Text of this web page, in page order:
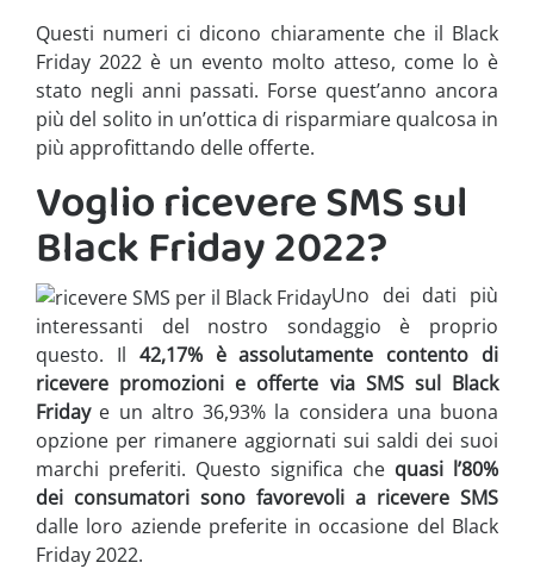
Questi numeri ci dicono chiaramente che il Black
Friday 2022 è un evento molto atteso, come lo è
stato negli anni passati. Forse quest’anno ancora
più del solito in un’ottica di risparmiare qualcosa in
più approfittando delle offerte.
Voglio ricevere SMS sul
Black Friday 2022?
Uno dei dati più
interessanti del nostro sondaggio è proprio
questo. Il 42,17% è assolutamente contento di
ricevere promozioni e offerte via SMS sul Black
Fridaye un altro 36,93% la considera una buona
opzione per rimanere aggiornati sui saldi dei suoi
marchi preferiti. Questo significa che quasi l’80%
dei consumatori sono favorevoli a ricevere SMS
dalle loro aziende preferite in occasione del Black
Friday 2022.